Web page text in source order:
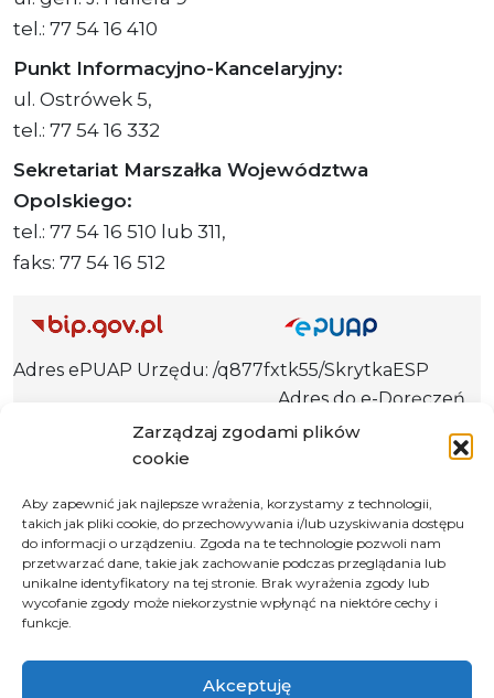
Zarządzaj zgodami plików
cookie
Aby zapewnić jak najlepsze wrażenia, korzystamy z technologii,
takich jak pliki cookie, do przechowywania i/lub uzyskiwania dostępu
do informacji o urządzeniu. Zgoda na te technologie pozwoli nam
przetwarzać dane, takie jak zachowanie podczas przeglądania lub
unikalne identyfikatory na tej stronie. Brak wyrażenia zgody lub
wycofanie zgody może niekorzystnie wpłynąć na niektóre cechy i
funkcje.
Akceptuję
tel.: 77 54 16 410
Punkt Informacyjno-Kancelaryjny:
ul. Ostrówek 5,
tel.: 77 54 16 332
Sekretariat Marszałka Województwa
Opolskiego:
tel.: 77 54 16 510 lub 311,
faks: 77 54 16 512
Adres ePUAP Urzędu: /q877fxtk55/SkrytkaESP
Adres do e-Doręczeń
Urzędu: AE:PL-66703-73759-IGTUV-14
Polityka prywatności
Klauzula informacyjna RODO
Deklaracja dostępności
Instrukcja obsługi BIP